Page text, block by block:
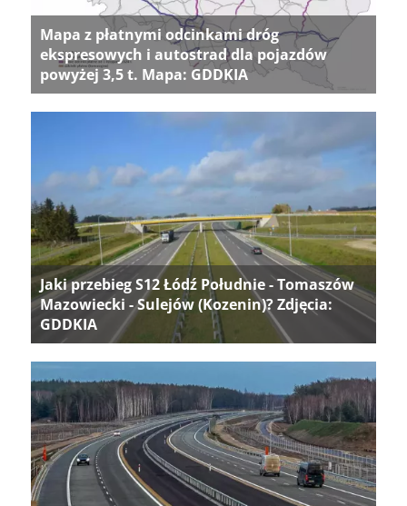
Mapa z płatnymi odcinkami dróg
ekspresowych i autostrad dla pojazdów
powyżej 3,5 t. Mapa: GDDKIA
Jaki przebieg S12 Łódź Południe - Tomaszów
Mazowiecki - Sulejów (Kozenin)? Zdjęcia:
GDDKIA